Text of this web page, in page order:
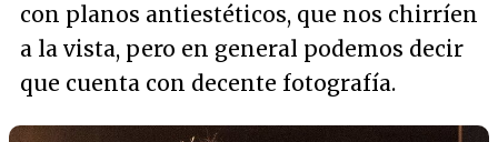
con planos antiestéticos, que nos chirríen
a la vista, pero en general podemos decir
que cuenta con decente fotografía.